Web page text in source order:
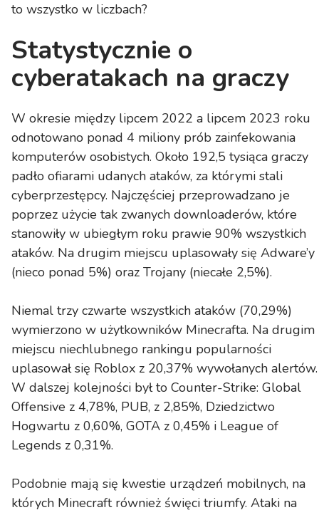
to wszystko w liczbach?
Statystycznie o
cyberatakach na graczy
W okresie między lipcem 2022 a lipcem 2023 roku
odnotowano ponad 4 miliony prób zainfekowania
komputerów osobistych. Około 192,5 tysiąca graczy
padło ofiarami udanych ataków, za którymi stali
cyberprzestępcy. Najczęściej przeprowadzano je
poprzez użycie tak zwanych downloaderów, które
stanowiły w ubiegłym roku prawie 90% wszystkich
ataków. Na drugim miejscu uplasowały się Adware’y
(nieco ponad 5%) oraz Trojany (niecałe 2,5%).
Niemal trzy czwarte wszystkich ataków (70,29%)
wymierzono w użytkowników Minecrafta. Na drugim
miejscu niechlubnego rankingu popularności
uplasował się Roblox z 20,37% wywołanych alertów.
W dalszej kolejności był to Counter-Strike: Global
Offensive z 4,78%, PUB, z 2,85%, Dziedzictwo
Hogwartu z 0,60%, GOTA z 0,45% i League of
Legends z 0,31%.
Podobnie mają się kwestie urządzeń mobilnych, na
których Minecraft również święci triumfy. Ataki na